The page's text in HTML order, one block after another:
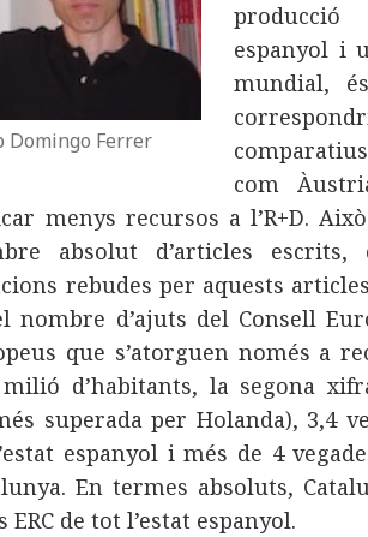
Domingo Ferrer
espanyol i
mundial,
com
menys recursos a l’R+D.
absolut d’articles
rebudes per aquests
nombre d’ajuts del Consell
que s’atorguen només a
d’habitants, la segona
superada per Holanda), 3,4
espanyol i més de 4
En termes absoluts,
ERC de tot l’estat espanyol.